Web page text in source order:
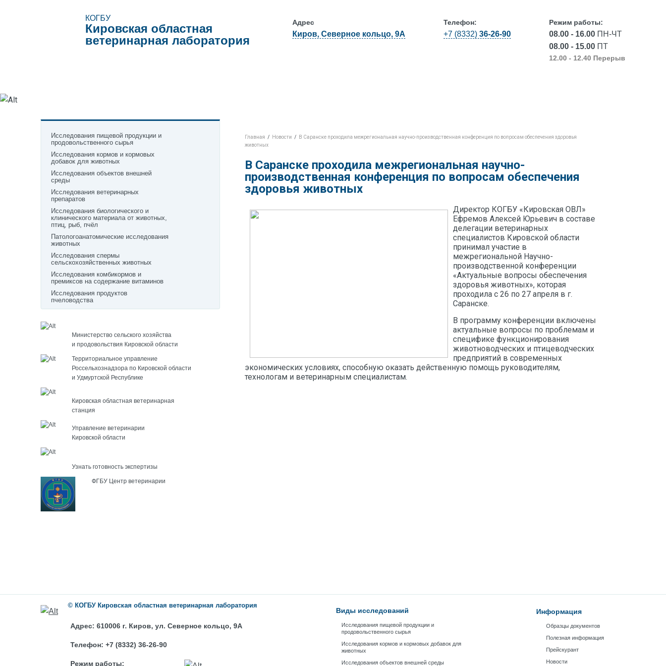
КОГБУ
Кировская областная
ветеринарная лаборатория
Адрес
Киров, Северное кольцо, 9А
Телефон:
+7 (8332) 36-26-90
Режим работы:
08.00 - 16.00 ПН-ЧТ
08.00 - 15.00 ПТ
12.00 - 12.40 Перерыв
Исследования пищевой продукции и
продовольственного сырья
Исследования кормов и кормовых
добавок для животных
Исследования объектов внешней
среды
Исследования ветеринарных
препаратов
Исследования биологического и
клинического материала от животных,
птиц, рыб, пчёл
Патологоанатомические исследования
животных
Исследования спермы
сельскохозяйственных животных
Исследования комбикормов и
премиксов на содержание витаминов
Исследования продуктов
пчеловодства
Министерство сельского хозяйства
и продовольствия Кировской области
Территориальное управление
Россельхознадзора по Кировской области
и Удмуртской Республике
Кировская областная ветеринарная
станция
Управление ветеринарии
Кировской области
Узнать готовность экспертизы
ФГБУ Центр ветеринарии
Главная / Новости /
В Саранске проходила межрегиональная научно-производственная конференция по вопросам обеспечения здоровья
животных
В Саранске проходила межрегиональная научно-
производственная конференция по вопросам обеспечения
здоровья животных
Директор КОГБУ «Кировская ОВЛ»
Ефремов Алексей Юрьевич в составе
делегации ветеринарных
специалистов Кировской области
принимал участие в
межрегиональной Научно-
производственной конференции
«Актуальные вопросы обеспечения
здоровья животных», которая
проходила с 26 по 27 апреля в г.
Саранске.
В программу конференции включены
актуальные вопросы по проблемам и
специфике функционирования
животноводческих и птицеводческих
предприятий в современных
экономических условиях, способную оказать действенную помощь руководителям,
технологам и ветеринарным специалистам.
© КОГБУ Кировская областная ветеринарная лаборатория
Адрес: 610006 г. Киров, ул. Северное кольцо, 9А
Телефон: +7 (8332) 36-26-90
Режим работы:
Виды исследований
Исследования пищевой продукции и
продовольственного сырья
Исследования кормов и кормовых добавок для
животных
Исследования объектов внешней среды
Информация
Образцы документов
Полезная информация
Прейскурант
Новости